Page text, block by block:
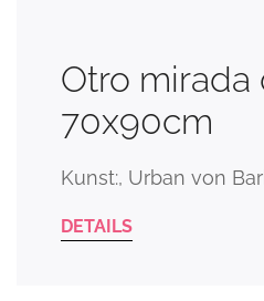
Otro mirada
70x90cm
Kunst:, Urban von
DETAILS